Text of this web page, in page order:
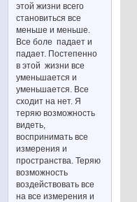
этой жизни всего
становиться все
меньше и меньше.
Все боле падает и
падает. Постепенно
в этой жизни все
уменьшается и
уменьшается. Все
сходит на нет. Я
теряю возможность
видеть,
воспринимать все
измерения и
пространства. Теряю
возможность
воздействовать все
на все измерения и